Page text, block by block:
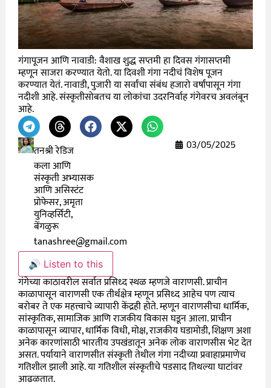
गंगापूजन आणि नावाडी: वैशाख शुद्ध सप्तमी हा दिवस गंगासप्तमी
म्हणून साजरा करण्यात येतो. या दिवशी गंगा नदीचं विशेष पूजन
करण्यात येतं. नावाडी, पुजारी या सर्वांचा संबंध हजारो वर्षांपासून गंगा
नदीशी आहे. संस्कृतीसोबतच या लोकांचा उदरनिर्वाह गंगेवरच अवलंबून
आहे.
तनश्री रेडिज
कला आणि
संस्कृती अभ्यासक
आणि असिस्टंट
प्रोफेसर, अमृता
युनिव्हर्सिटी,
बेंगळुरू
tanashree@gmail.com
03/05/2025
🔊 Listen to this
गंगेच्या काठावरील सर्वात प्रसिध्द स्थळ म्हणजे वाराणसी. प्राचीन
काळापासून वाराणसी एक तीर्थक्षेत्र म्हणून प्रसिध्द आहेच पण त्याच
बरोबर ते एक महत्त्वाचे व्यापारी केंद्रही होते. म्हणून वाराणसीचा धार्मिक,
सांस्कृतिक, सामाजिक आणि राजकीय विकास घडून आला. प्राचीन
काळापासून व्यापार, धार्मिक विधी, मोक्ष, राजकीय घडामोडी, शिक्षण अशा
अनेक कारणांसाठी भारतीय उपखंडातून अनेक लोक वाराणसीस भेट देत
असत. पर्यायाने वाराणसीत संस्कृती तेथील गंगा नदीच्या प्रवाहाप्रमाणेच
गतिशील झाली आहे. या गतिशील संस्कृतीचे पडसाद तिथल्या घाटांवर
आढळतात.